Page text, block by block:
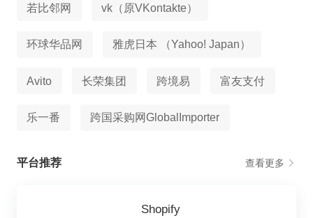
若比邻网 vk（原VKontakte）
环球华品网 雅虎日本 （Yahoo! Japan）
Avito 长荣集团 跨境易 富友支付
乐一番 跨国采购网GlobalImporter
平台推荐 查看更多
Shopify